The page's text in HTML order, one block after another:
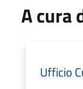
A cura
Ufficio